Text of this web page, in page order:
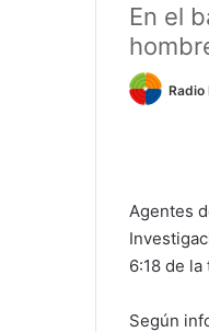
En el
Radio
Agentes
6:18 de
Según